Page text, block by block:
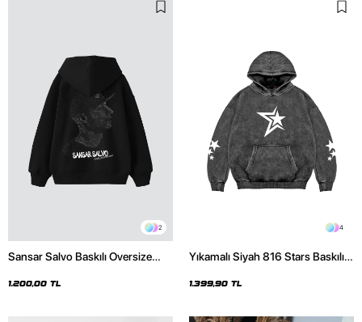
2
Sansar Salvo Baskılı Oversize
1.200,00 TL
4
Yıkamalı Siyah 816 Stars Baskılı
1.399,90 TL